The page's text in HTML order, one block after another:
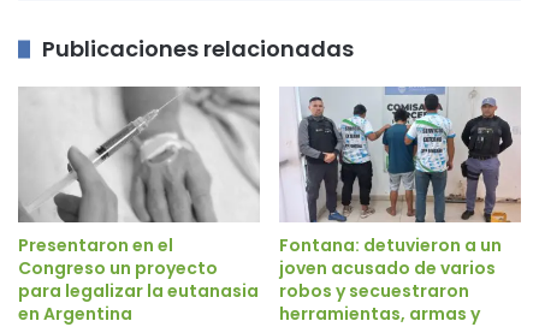
Publicaciones relacionadas
Presentaron en el
Congreso un proyecto
para legalizar la eutanasia
en Argentina
Fontana: detuvieron a un
joven acusado de varios
robos y secuestraron
herramientas, armas y